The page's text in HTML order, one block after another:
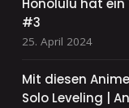
Honolulu hat
#3
25. April 2024
Mit diesen
Solo Leveling |